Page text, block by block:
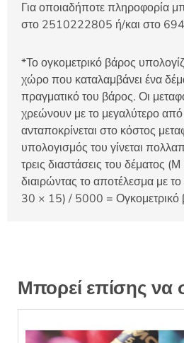
Για οποιαδήποτε πληροφορία
στο 2510222805 ή/και στο
*Το ογκομετρικό βάρος
χώρο που καταλαμβάνει ένα
πραγματικό του βάρος. Οι
χρεώνουν με το μεγαλύτερο
ανταποκρίνεται στο κόστος
υπολογισμός του γίνεται
τρεις διαστάσεις του δέματος
διαιρώντας το αποτέλεσμα με
30 × 15) / 5000 = Ογκομετρικό
Μπορεί επίσης να